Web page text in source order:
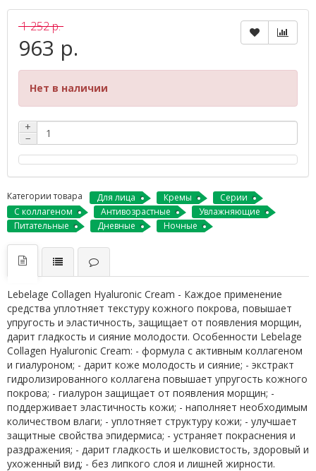
1 252 р.
963 р.
Нет в наличии
+
−
Категории товара Для лица Кремы
Серии
С коллагеном
Антивозрастные
Увлажняющие
Питательные
Дневные Ночные
Lebelage Collagen Hyaluronic Cream - Каждое применение
средства уплотняет текстуру кожного покрова, повышает
упругость и эластичность, защищает от появления морщин,
дарит гладкость и сияние молодости. Особенности Lebelage
Collagen Hyaluronic Cream: - формула с активным коллагеном
и гиалуроном; - дарит коже молодость и сияние; - экстракт
гидролизированного коллагена повышает упругость кожного
покрова; - гиалурон защищает от появления морщин; -
поддерживает эластичность кожи; - наполняет необходимым
количеством влаги; - уплотняет структуру кожи; - улучшает
защитные свойства эпидермиса; - устраняет покраснения и
раздражения; - дарит гладкость и шелковистость, здоровый и
ухоженный вид; - без липкого слоя и лишней жирности.